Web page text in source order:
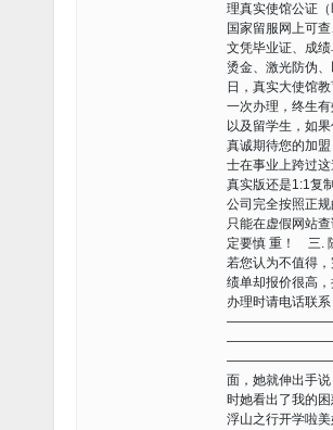
理真实使馆公证
国家留服网上可
文凭毕业证、成
烫金、激光防伪
日，真实大使馆
一次办理，终生
以及留学生，如
真诚期待您的加
士在事业上跨过
真实版还是1:1复
公司完全按照正
只能在虚假网站
定要慎 重！ 三.
若您认为不值得
绩单却报价很高
办理时请电话联
——————————-有
面，她就伸出手
时她看出了我的
浮山之行开学啦